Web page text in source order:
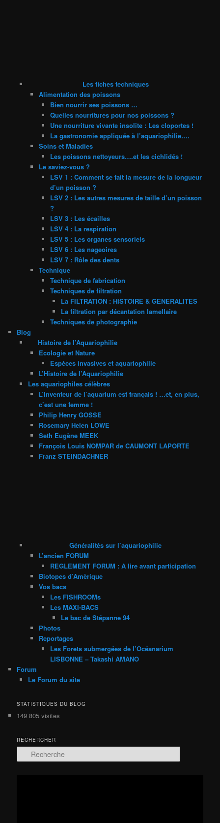
Les fiches techniques
Alimentation des poissons
Bien nourrir ses poissons …
Quelles nourritures pour nos poissons ?
Une nourriture vivante insolite : Les cloportes !
La gastronomie appliquée à l’aquariophilie….
Soins et Maladies
Les poissons nettoyeurs….et les cichlidés !
Le saviez-vous ?
LSV 1 : Comment se fait la mesure de la longueur
d’un poisson ?
LSV 2 : Les autres mesures de taille d’un poisson
?
LSV 3 : Les écailles
LSV 4 : La respiration
LSV 5 : Les organes sensoriels
LSV 6 : Les nageoires
LSV 7 : Rôle des dents
Technique
Technique de fabrication
Techniques de filtration
La FILTRATION : HISTOIRE & GENERALITES
La filtration par décantation lamellaire
Techniques de photographie
Blog
Histoire de l’Aquariophilie
Ecologie et Nature
Espèces invasives et aquariophilie
L’Histoire de l’Aquariophilie
Les aquariophiles célèbres
L’Inventeur de l’aquarium est français ! …et, en plus,
c’est une femme !
Philip Henry GOSSE
Rosemary Helen LOWE
Seth Eugène MEEK
François Louis NOMPAR de CAUMONT LAPORTE
Franz STEINDACHNER
Généralités sur l’aquariophilie
L’ancien FORUM
REGLEMENT FORUM : A lire avant participation
Biotopes d’Amèrique
Vos bacs
Les FISHROOMs
Les MAXI-BACS
Le bac de Stépanne 94
Photos
Reportages
Les Forets submergées de l’Océanarium
LISBONNE – Takashi AMANO
Forum
Le Forum du site
STATISTIQUES DU BLOG
149 805 visites
RECHERCHER
e